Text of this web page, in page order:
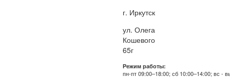
г. Иркутск
ул. Олега
Кошевого
65г
Режим работы:
пн-пт 09:00–18:00; сб 10:00–14:00; вс -